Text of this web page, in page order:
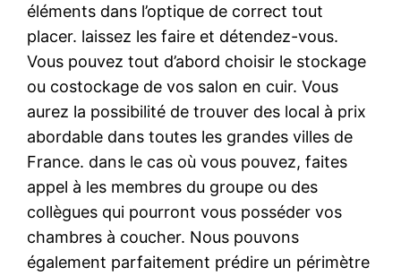
éléments dans l’optique de correct tout
placer. laissez les faire et détendez-vous.
Vous pouvez tout d’abord choisir le stockage
ou costockage de vos salon en cuir. Vous
aurez la possibilité de trouver des local à prix
abordable dans toutes les grandes villes de
France. dans le cas où vous pouvez, faites
appel à les membres du groupe ou des
collègues qui pourront vous posséder vos
chambres à coucher. Nous pouvons
également parfaitement prédire un périmètre